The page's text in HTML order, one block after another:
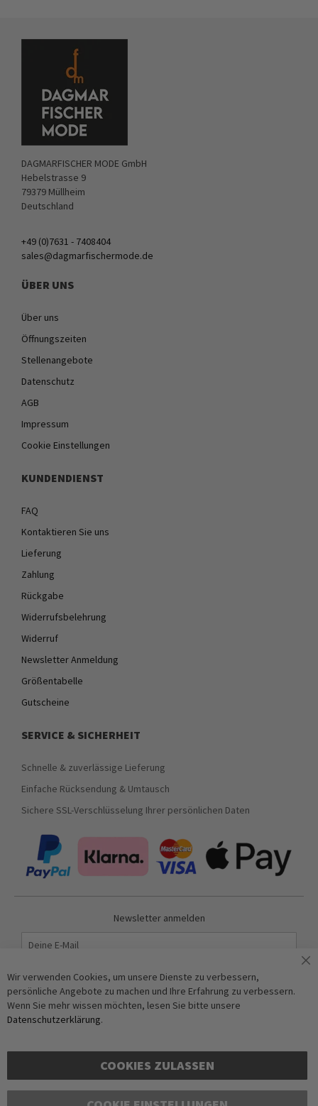
DAGMARFISCHER MODE GmbH
Hebelstrasse 9
79379 Müllheim
Deutschland
+49 (0)7631 - 7408404
sales@dagmarfischermode.de
ÜBER UNS
Über uns
Öffnungszeiten
Stellenangebote
Datenschutz
AGB
Impressum
Cookie Einstellungen
KUNDENDIENST
FAQ
Kontaktieren Sie uns
Lieferung
Zahlung
Rückgabe
Widerrufsbelehrung
Widerruf
Newsletter Anmeldung
Größentabelle
Gutscheine
SERVICE & SICHERHEIT
Schnelle & zuverlässige Lieferung
Einfache Rücksendung & Umtausch
Sichere SSL-Verschlüsselung Ihrer persönlichen Daten
Newsletter anmelden
Abonnieren
Anti-Roboter-Verifizierung
Wir verwenden Cookies, um unsere Dienste zu verbessern,
persönliche Angebote zu machen und Ihre Erfahrung zu verbessern.
Wenn Sie mehr wissen möchten, lesen Sie bitte unsere
Datenschutzerklärung.
COOKIES ZULASSEN